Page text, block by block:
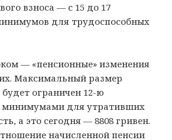
взноса — с 15 до 17
для трудоспособных
— «пенсионные» изменения
Максимальный размер
ограничен 12-ю
для утративших
а это сегодня — 8808 гривен.
начисленной пенсии